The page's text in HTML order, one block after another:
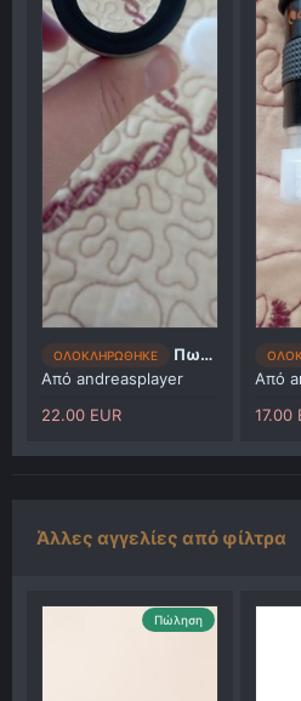
ΟΛΟΚΛΗΡΩΘΗΚΕ
Πωλείται 32mm Omni celestron plossl fully multi coated θα το δείτε κ στις φωτογραφίες φυσικά!!!
Από andreasplayer
22.00 EUR
Από
17.00
Άλλες αγγελίες από φίλτρα
Πώληση